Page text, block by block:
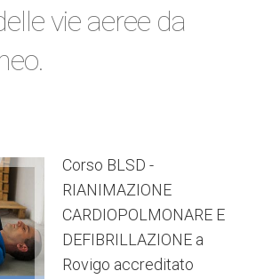
vie aeree da
Corso BLSD -
RIANIMAZIONE
CARDIOPOLMONARE E
DEFIBRILLAZIONE a
Rovigo accreditato